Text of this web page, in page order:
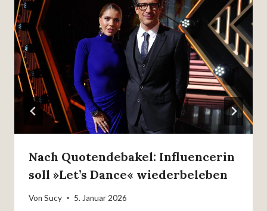
Nach Quotendebakel: Influencerin
soll »Let’s Dance« wiederbeleben
Von Sucy 5. Januar 2026